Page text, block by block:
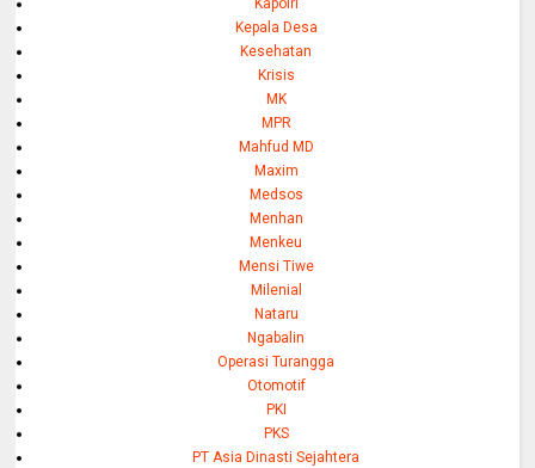
Kapolri
Kepala Desa
Kesehatan
Krisis
MK
MPR
Mahfud MD
Maxim
Medsos
Menhan
Menkeu
Mensi Tiwe
Milenial
Nataru
Ngabalin
Operasi Turangga
Otomotif
PKI
PKS
PT Asia Dinasti Sejahtera